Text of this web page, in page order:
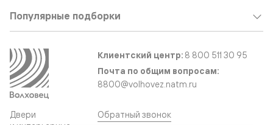
Двери
Популярные подборки
Клиентский центр: 8 800 511 30 95
Почта по общим вопросам:
8800@volhovez.natm.ru
Обратный звонок